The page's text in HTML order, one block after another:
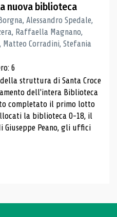
nuova biblioteca
Alessandro Spedale,
Raffaella Magnano,
Matteo Corradini, Stefania
6
struttura di Santa Croce
dell'intera Biblioteca
completato il primo lotto
la biblioteca 0-18, il
Giuseppe Peano, gli uffici